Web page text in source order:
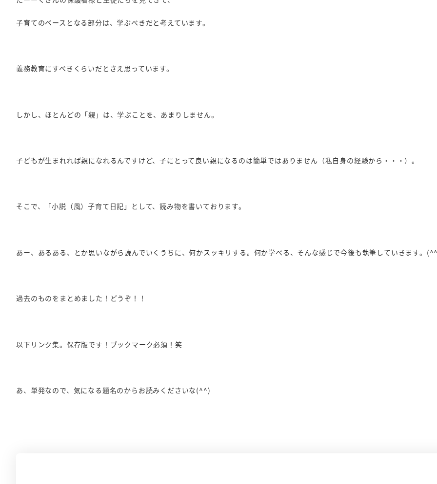
子育てのベースとなる部分は、学ぶべきだと考えています。
義務教育にすべきくらいだとさえ思っています。
しかし、ほとんどの「親」は、学ぶことを、あまりしません。
子どもが生まれれば親になれるんですけど、子にとって良い親になるのは簡単ではありません（私自身の経験から・・・）。
そこで、「小説（風）子育て日記」として、読み物を書いております。
あー、あるある、とか思いながら読んでいくうちに、何かスッキリする。何か学べる、そんな感じで今後も執筆していきます。
過去のものをまとめました！どうぞ！！
以下リンク集。保存版です！ブックマーク必須！笑
あ、単発なので、気になる題名のからお読みくださいな(^^)